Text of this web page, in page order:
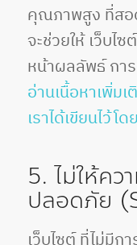
คุณภาพสูง ที่สอ
จะช่วยให้ เว็บไ
หน้าผลลัพธ์ กา
อ่านเนื้อหาเพิ่มเ
เราได้เขียนไว้โ
5. ไม่ให้ค
ปลอดภัย
เว็บไซต์ ที่ไม่มีก